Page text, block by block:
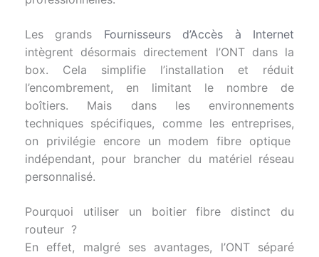
Les grands Fournisseurs d’Accès à Internet
intègrent désormais directement l’ONT dans la
box. Cela simplifie l’installation et réduit
l’encombrement, en limitant le nombre de
boîtiers. Mais dans les environnements
techniques spécifiques, comme les entreprises,
on privilégie encore un modem fibre optique
indépendant, pour brancher du matériel réseau
personnalisé.
Pourquoi utiliser un boitier fibre distinct du
routeur ?
En effet, malgré ses avantages, l’ONT séparé